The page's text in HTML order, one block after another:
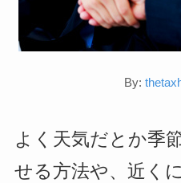
By:
よく天気だとか季
せる方法や、近く